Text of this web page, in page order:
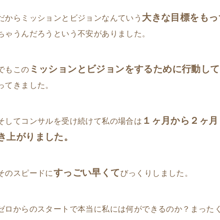
からミッションとビジョンなんていう 大きな目標をも
ゃうんだろうという不安がありました。
もこの ミッションとビジョンをするために行動し
てきました。
してコンサルを受け続けて私の場合は １ヶ月から２ヶ
上がりました。
のスピードにすっごい早くてびっくりしました。
ロからのスタートで本当に私には何ができるのか？まった